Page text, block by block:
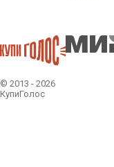
© 2013 - 2026
КупиГолос